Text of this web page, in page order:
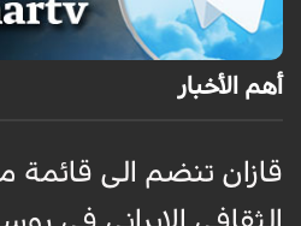
أهم الأخبار
قازان تنضم الى